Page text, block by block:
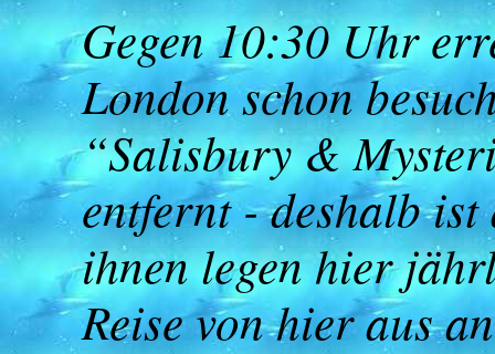
Gegen 10:30 Uhr
London schon
“Salisbury &
entfernt - deshalb
ihnen legen hier
Reise von hier aus